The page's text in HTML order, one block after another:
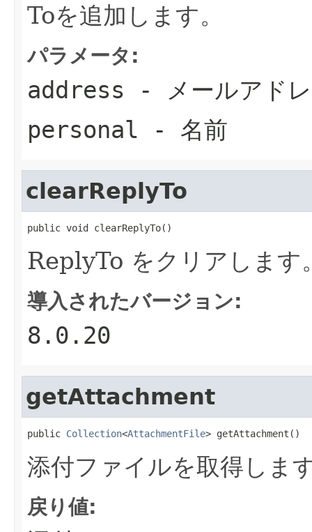
Toを追加します。
パラメータ:
address - メールアド
personal - 名前
clearReplyTo
public void clearReplyTo()
ReplyTo をクリアします
導入されたバージョン:
8.0.20
getAttachment
public Collection<AttachmentFile> getAttachment()
添付ファイルを取得しま
戻り値: